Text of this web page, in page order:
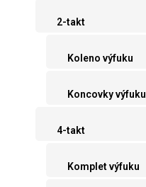
2-takt
Koleno výfuku
Koncovky výfuku
4-takt
Komplet výfuku